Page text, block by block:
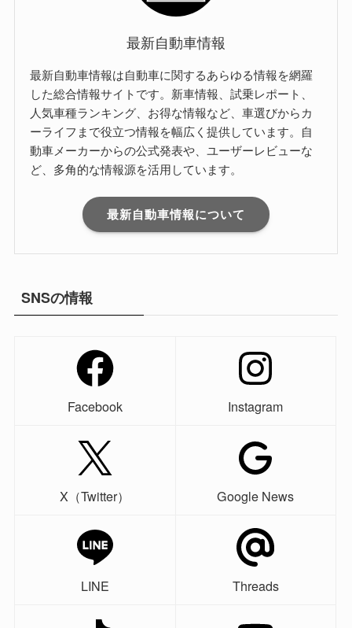
最新自動車情報
最新自動車情報は自動車に関するあらゆる情報を網羅
した総合情報サイトです。新車情報、試乗レポート、
人気車種ランキング、お得な情報など、車選びからカ
ーライフまで役立つ情報を幅広く提供しています。自
動車メーカーからの公式発表や、ユーザーレビューな
ど、多角的な情報源を活用しています。
最新自動車情報について
SNSの情報
Facebook Instagram
X（Twitter） Google News
LINE Threads